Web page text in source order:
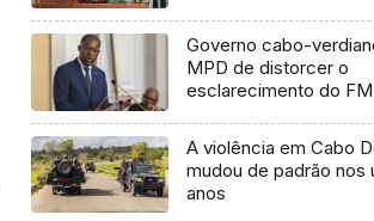
Governo cabo-
MPD de distorcer o
esclarecimento do
A violência em Cabo
mudou de padrão nos
anos